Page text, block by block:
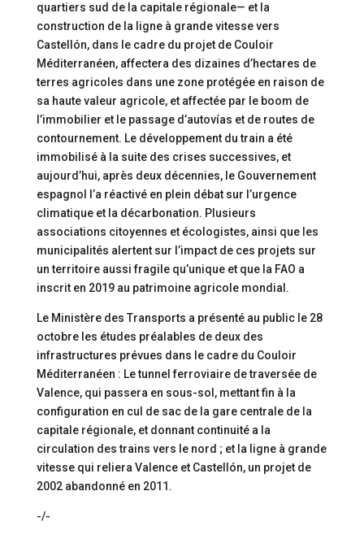
quartiers sud de la capitale régionale— et la
construction de la ligne à grande vitesse vers
Castellón, dans le cadre du projet de Couloir
Méditerranéen, affectera des dizaines d’hectares de
terres agricoles dans une zone protégée en raison de
sa haute valeur agricole, et affectée par le boom de
l’immobilier et le passage d’autovías et de routes de
contournement. Le développement du train a été
immobilisé à la suite des crises successives, et
aujourd’hui, après deux décennies, le Gouvernement
espagnol l’a réactivé en plein débat sur l’urgence
climatique et la décarbonation. Plusieurs
associations citoyennes et écologistes, ainsi que les
municipalités alertent sur l’impact de ces projets sur
un territoire aussi fragile qu’unique et que la FAO a
inscrit en 2019 au patrimoine agricole mondial.
Le Ministère des Transports a présenté au public le 28
octobre les études préalables de deux des
infrastructures prévues dans le cadre du Couloir
Méditerranéen : Le tunnel ferroviaire de traversée de
Valence, qui passera en sous-sol, mettant fin à la
configuration en cul de sac de la gare centrale de la
capitale régionale, et donnant continuité a la
circulation des trains vers le nord ; et la ligne à grande
vitesse qui reliera Valence et Castellón, un projet de
2002 abandonné en 2011.
-/-